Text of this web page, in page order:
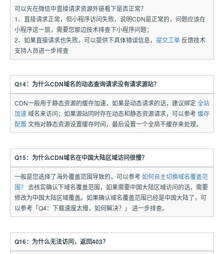
可以先在微信中直接请求资源外链看下是否正常？
1、直接请求正常，但小程序访问失败，说明CDN是正常的，问题应该在
小程序这一层，需要您那边技术排查下小程序问题；
2、如果直接请求也失败，可以提供下具体错误信息， 提交工单反馈技术
支持人员进一步排查
Q14：为什么CDN域名的动态查询请求没有请求源站？
CDN一般用于静态资源的缓存加速，如果是动态请求的话，建议绑定 全站
加速域名来访问；如果源站同时存在动态和静态资源请求，可以参考缓存
配置 文档对静态资源设置缓存时间，最后设置一个全局不缓存来处理。
Q15：为什么CDN域名在中国大陆区域访问很慢？
一般是您选择了海外覆盖范围导致的，可以参考如何自主切换域名覆盖范
围？ 去核实确认下域名覆盖范围，如果需要中国大陆区域访问的话，需要
修改为中国大陆区域覆盖。如果确认域名覆盖范围已经是中国大陆了，可
以参考「Q4：下载速度太慢，如何解决？」 进一步排查。
Q16：为什么无法访问，返回403？